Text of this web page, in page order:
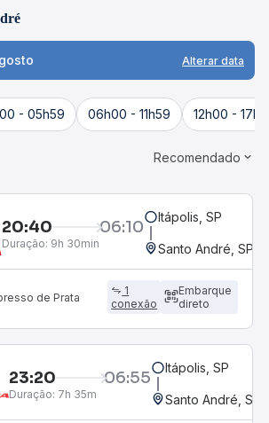
Alterar data
- 05h59 06h00 - 11h59 12h00 -
Recomendado
20:40 06:10
Duração: 9h 30min
Itápolis, SP
Santo André, SP -
de Prata
1
conexão
Embarque
direto
23:20 06:55
Duração: 7h 35m
Itápolis, SP
Santo André, SP